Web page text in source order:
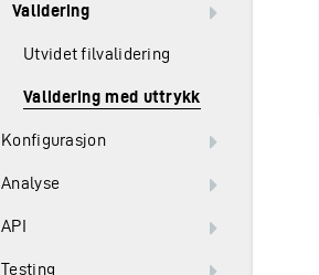
Validering
Utvidet filvalidering
Validering med uttrykk
Konfigurasjon
Analyse
API
Testing